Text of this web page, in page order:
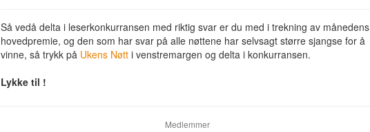
Så vedå delta i leserkonkurransen med riktig svar er du med i trekning av månedens
hovedpremie, og den som har svar på alle nøttene har selvsagt større sjangse for å
vinne, så trykk på Ukens Nøtt i venstremargen og delta i konkurransen.
Lykke til !
Medlemmer